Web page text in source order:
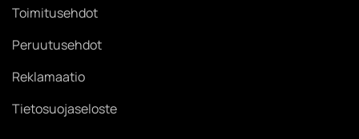
Toimitusehdot
Peruutusehdot
Reklamaatio
Tietosuojaseloste